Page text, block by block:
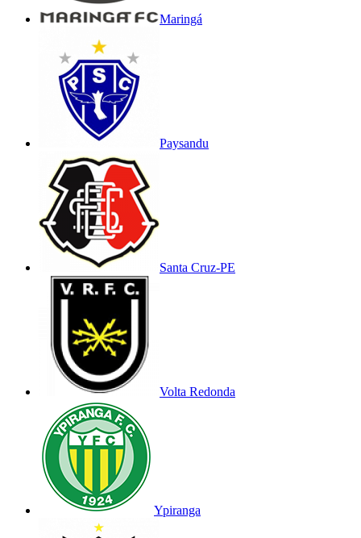
Maringá
Paysandu
Santa Cruz-PE
Volta Redonda
Ypiranga